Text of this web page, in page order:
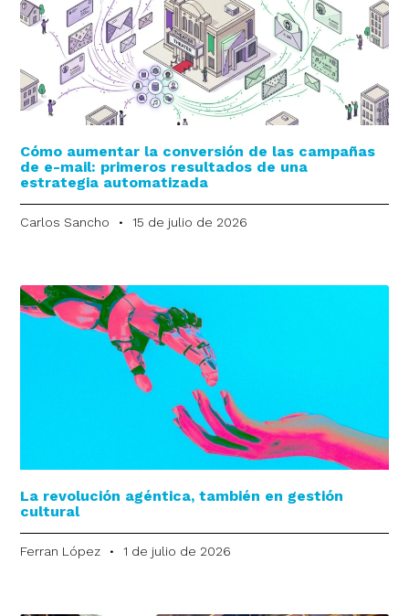
Cómo aumentar la conversión de las campañas
de e-mail: primeros resultados de una
estrategia automatizada
Carlos Sancho 15 de julio de 2026
La revolución agéntica, también en gestión
cultural
Ferran López 1 de julio de 2026